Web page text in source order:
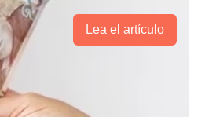
Lea el artículo